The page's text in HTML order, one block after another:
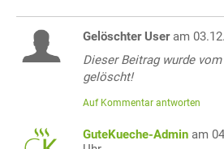
Gelöschter User am
Dieser Beitrag wurde
gelöscht!
Auf Kommentar antworten
GuteKueche-Admin am